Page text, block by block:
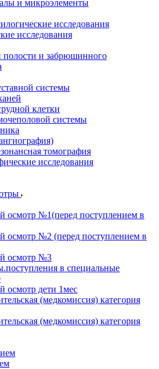
и микроэлементы
исследования
исследования
и забрюшинного
системы
клетки
системы
томография
исследования
осмотр №1(перед поступлением в
осмотр №2 (перед поступлением в
осмотр №3
в специальные
осмотр дети 1мес
(медкомиссия) категория
(медкомиссия) категория